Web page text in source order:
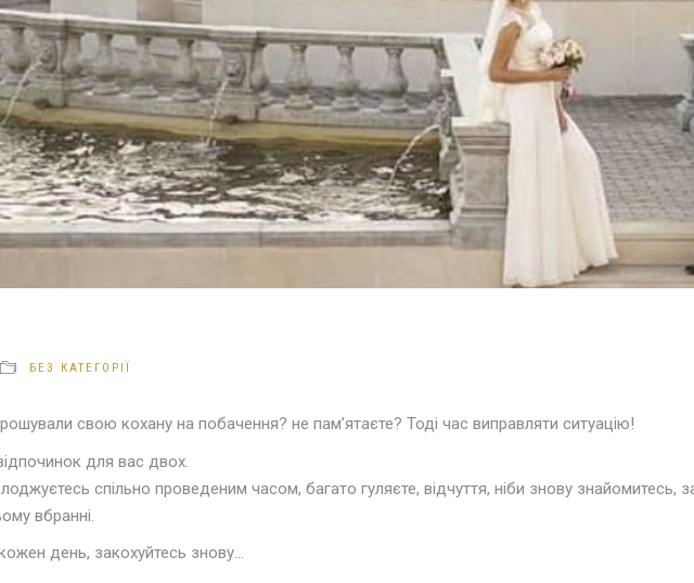
БЕЗ КАТЕГОРІЇ
свою кохану на побачення? не пам’ятаєте? Тоді час виправляти ситуацію!
для вас двох.
спільно проведеним часом, багато гуляєте, відчуття, ніби знову знайомитесь,
вбранні.
день, закохуйтесь знову…